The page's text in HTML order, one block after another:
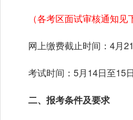
（各考区面试审核通知见
网上缴费截止时间： 4月
考试时间： 5月14日至15日
二、报考条件及要求